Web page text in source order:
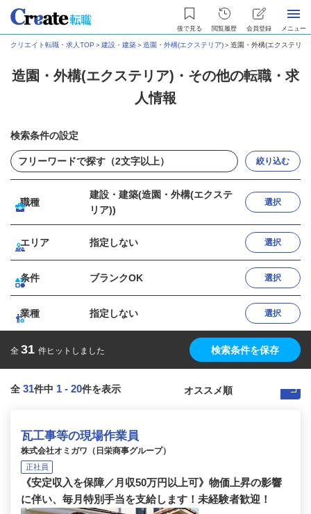
後で見る 閲覧履歴 会員登録 メニュー
クリエイト転職・求人TOP ＞建設・建築＞造園・外構(エクステリア)＞造園・外構(エクステリ
造園・外構(エクステリア)・その他の転職・求
人情報
検索条件の設定
絞り込む
職種
建設・建築(造園・外構(エクステ
リア))
選択
エリア 指定しない 選択
条件 ブランクOK 選択
業種 指定しない 選択
全 31 件ヒットしました 検索条件を保存
全 31件中 1 - 20件を表示
瓦工事等の現場作業員
株式会社オミガワ（日栄商事グループ）
正社員
《安定収入を保障／月収50万円以上可》物価上昇の影響
に伴い、毎月特別手当を支給します！未経験者歓迎！